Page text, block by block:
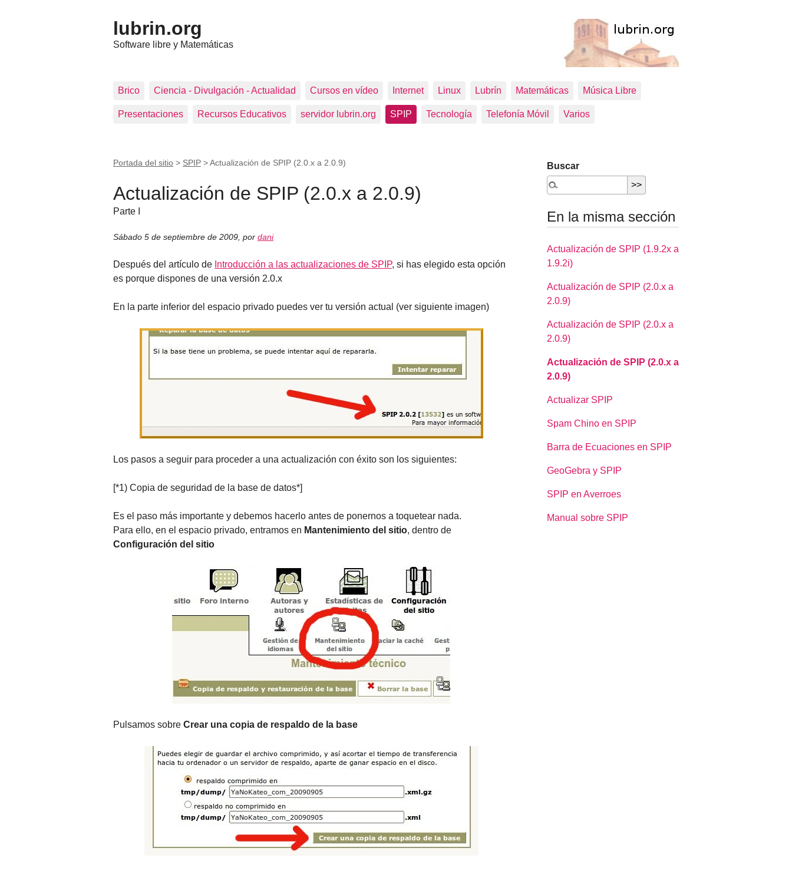
lubrin.org
Software libre y Matemáticas
Brico Ciencia - Divulgación - Actualidad Cursos en vídeo Internet Linux Lubrín Matemáticas Música Libre
Presentaciones Recursos Educativos servidor lubrin.org SPIP Tecnología Telefonía Móvil Varios
Portada del sitio > SPIP >Actualización de SPIP (2.0.x a 2.0.9)
Actualización de SPIP (2.0.x a 2.0.9)
Parte I
Sábado 5 de septiembre de 2009 por dani
Después del artículo de Introducción a las actualizaciones de SPIP, si has elegido esta opción
es porque dispones de una versión 2.0.x
En la parte inferior del espacio privado puedes ver tu versión actual (ver siguiente imagen)
Los pasos a seguir para proceder a una actualización con éxito son los siguientes:
[*1) Copia de seguridad de la base de datos*]
Es el paso más importante y debemos hacerlo antes de ponernos a toquetear nada.
Para ello, en el espacio privado, entramos en Mantenimiento del sitio, dentro de
Configuración del sitio
Pulsamos sobre Crear una copia de respaldo de la base
Buscar
En la misma sección
Actualización de SPIP (1.9.2x a
1.9.2i)
Actualización de SPIP (2.0.x a
2.0.9)
Actualización de SPIP (2.0.x a
2.0.9)
Actualización de SPIP (2.0.x a
2.0.9)
Actualizar SPIP
Spam Chino en SPIP
Barra de Ecuaciones en SPIP
GeoGebra y SPIP
SPIP en Averroes
Manual sobre SPIP